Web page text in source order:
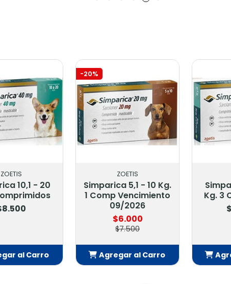
Simparica 5,1 - 10 Kg.
1 Comp Vencimiento
Agregar al Carro
Simparica 10,1 - 20
Kg. 3 Comprimidos
Agregar al Carro